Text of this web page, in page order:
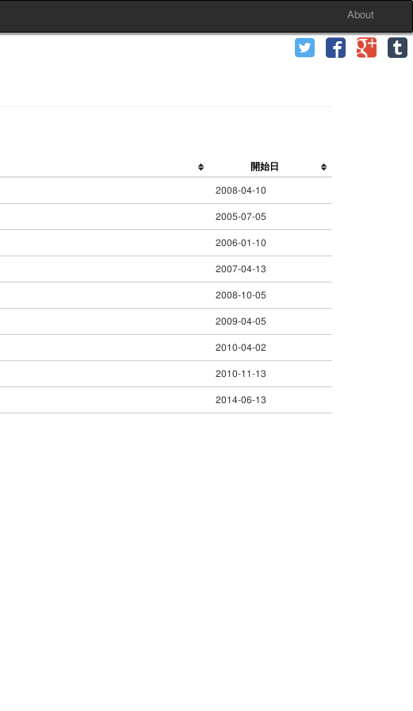
About
開始日
2008-04-10
2005-07-05
2006-01-10
2007-04-13
2008-10-05
2009-04-05
2010-04-02
2010-11-13
2014-06-13